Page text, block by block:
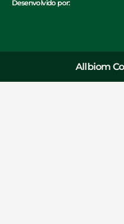
Desenvolvido por:
Allbiom